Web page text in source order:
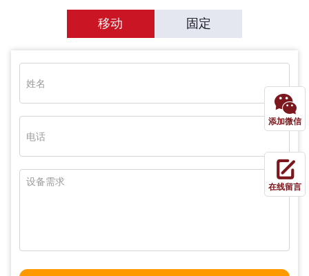
移动 固定
添加微信
在线留言